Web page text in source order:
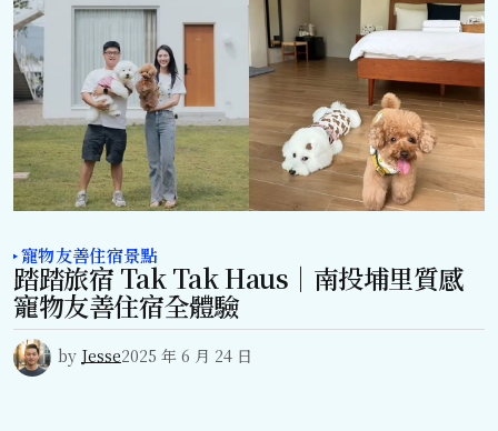
寵物友善住宿景點
踏踏旅宿 Tak Tak Haus｜南投埔里質感
寵物友善住宿全體驗
by Jesse2025 年 6 月 24 日